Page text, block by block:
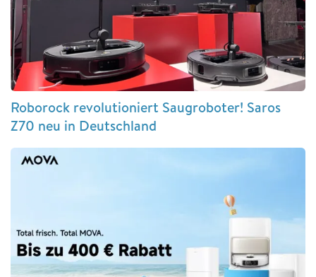
Roborock revolutioniert Saugroboter! Saros
Z70 neu in Deutschland